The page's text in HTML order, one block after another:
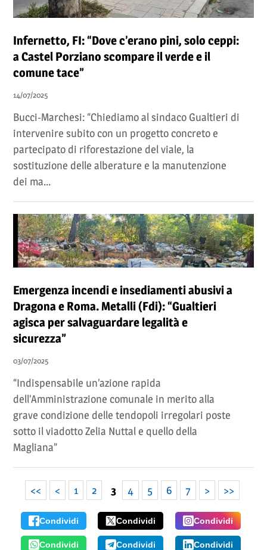
Infernetto, FI: “Dove c’erano pini, solo ceppi:
a Castel Porziano scompare il verde e il
comune tace”
14/07/2025
Bucci-Marchesi: “Chiediamo al sindaco Gualtieri di
intervenire subito con un progetto concreto e
partecipato di riforestazione del viale, la
sostituzione delle alberature e la manutenzione
dei ma...
Emergenza incendi e insediamenti abusivi a
Dragona e Roma. Metalli (Fdi): “Gualtieri
agisca per salvaguardare legalità e
sicurezza”
03/07/2025
“Indispensabile un’azione rapida
dell’Amministrazione comunale in merito alla
grave condizione delle tendopoli irregolari poste
sotto il viadotto Zelia Nuttal e quello della
Magliana”
<< < 1 2 3 4 5 6 7 > >>
Condividi Condividi Condividi
Condividi Condividi Condividi